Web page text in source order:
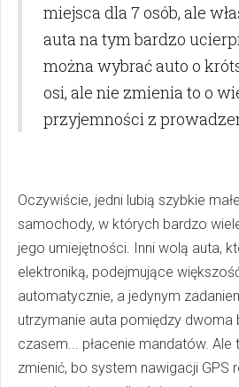
miejsca dla 7 osób, ale
auta na tym bardzo
można wybrać auto o
osi, ale nie zmienia to o
przyjemności z
Oczywiście, jedni lubią szybkie
samochody, w których bardzo
jego umiejętności. Inni wolą auta,
elektroniką, podejmujące
automatycznie, a jedynym
utrzymanie auta pomiędzy dwoma
czasem... płacenie mandatów. Ale
zmienić, bo system nawigacji GPS